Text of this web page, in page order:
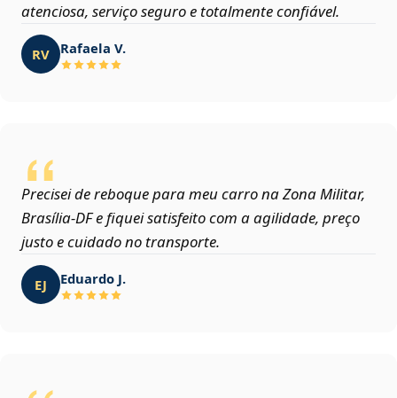
atenciosa, serviço seguro e totalmente confiável.
RV Rafaela V.
Precisei de reboque para meu carro na Zona Militar,
Brasília‑DF e fiquei satisfeito com a agilidade, preço
justo e cuidado no transporte.
EJ Eduardo J.